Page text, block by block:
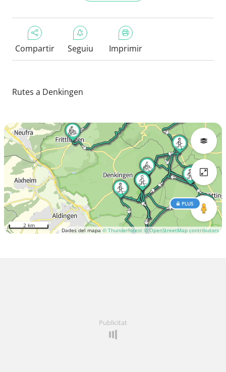
Compartir Seguiu Imprimir
Rutes a Denkingen
Dades del mapa© Thunderforest © OpenStreetMap contributors
PLUS
2 km
Publicitat